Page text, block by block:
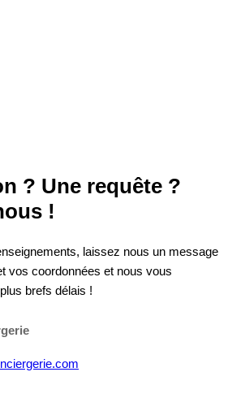
? Une requête ?
!
laissez nous un message
vos coordonnées et nous vous
brefs délais !